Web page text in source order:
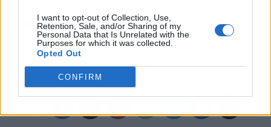
I want to opt-out of Collection, Use,
Retention, Sale, and/or Sharing of my
Personal Data that Is Unrelated with the
Purposes for which it was collected.
Opted Out
CONFIRM
Millonada extra para
acelerar a Laporte en el
Athletic
Nico Williams despierta
al Athletic de su sueño: